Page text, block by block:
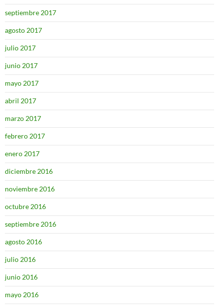
septiembre 2017
agosto 2017
julio 2017
junio 2017
mayo 2017
abril 2017
marzo 2017
febrero 2017
enero 2017
diciembre 2016
noviembre 2016
octubre 2016
septiembre 2016
agosto 2016
julio 2016
junio 2016
mayo 2016